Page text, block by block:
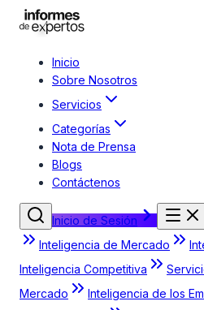
Inicio
Sobre Nosotros
Servicios
Categorías
Nota de Prensa
Blogs
Contáctenos
Inicio de Sesión
Inteligencia de Mercado
Inteligencia Competitiva
Mercado
Inteligencia de los